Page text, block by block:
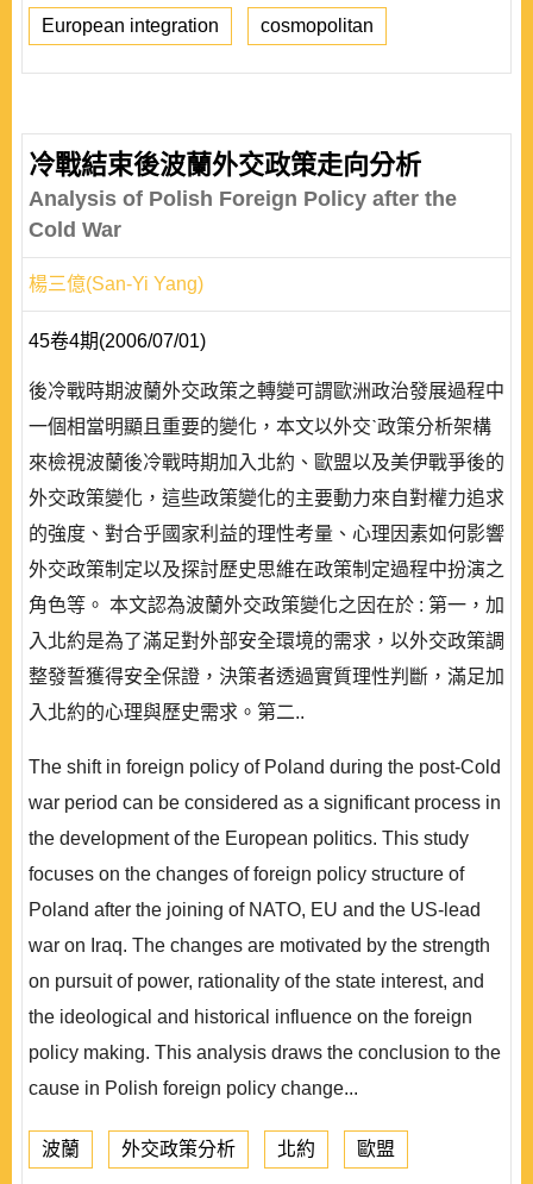
European integration cosmopolitan
冷戰結束後波蘭外交政策走向分析
Analysis of Polish Foreign Policy after the
Cold War
楊三億(San-Yi Yang)
45卷4期(2006/07/01)
後冷戰時期波蘭外交政策之轉變可謂歐洲政治發展過程中
一個相當明顯且重要的變化，本文以外交ˋ政策分析架構
來檢視波蘭後冷戰時期加入北約、歐盟以及美伊戰爭後的
外交政策變化，這些政策變化的主要動力來自對權力追求
的強度、對合乎國家利益的理性考量、心理因素如何影響
外交政策制定以及探討歷史思維在政策制定過程中扮演之
角色等。 本文認為波蘭外交政策變化之因在於 : 第一，加
入北約是為了滿足對外部安全環境的需求，以外交政策調
整發誓獲得安全保證，決策者透過實質理性判斷，滿足加
入北約的心理與歷史需求。第二..
The shift in foreign policy of Poland during the post-Cold
war period can be considered as a significant process in
the development of the European politics. This study
focuses on the changes of foreign policy structure of
Poland after the joining of NATO, EU and the US-lead
war on Iraq. The changes are motivated by the strength
on pursuit of power, rationality of the state interest, and
the ideological and historical influence on the foreign
policy making. This analysis draws the conclusion to the
cause in Polish foreign policy change...
波蘭 外交政策分析 北約 歐盟